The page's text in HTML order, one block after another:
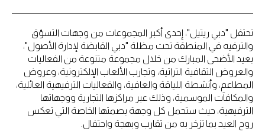
تحتفل "دبي ريتيل"، إحدى أكبر المجموعات من وجهات التسوّق
والترفيه في المنطقة تحت مظلة "دبي القابضة لإدارة الأصول"،
بعيد الأضحى المبارك من خلال مجموعة متنوعة من الفعاليات
والعروض الثقافية التراثية، وتجارب الألعاب الإلكترونية، وعروض
المطاعم، وأنشطة اللياقة والعافية، والفعاليات الترفيهية العائلية،
والمكافآت الموسمية، وذلك عبر مراكزها التجارية ووجهاتها
الترفيهية، حيث ستحمل كل وجهة بصمتها الخاصة التي تعكس
روح العيد بما تزخر به من تقارب وبهجة واحتفال.